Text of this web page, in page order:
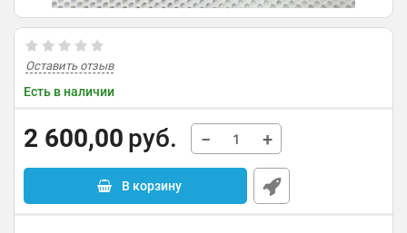
Оставить отзыв
Есть в наличии
2 600,00 руб. − +
В корзину